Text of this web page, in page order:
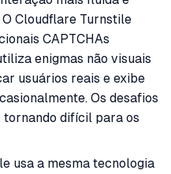
Cloudflare Turnstile
CAPTCHAs
enigmas não visuais
usuários reais e exibe
Os desafios
difícil para os
usa a mesma tecnologia